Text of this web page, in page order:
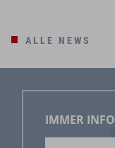
ALLE NEWS
IMMER